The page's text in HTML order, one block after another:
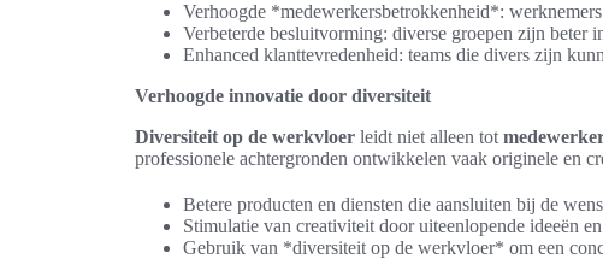
Verhoogde *medewerkersbetrokkenheid*:
Verbeterde besluitvorming: diverse groepen zijn beter
Enhanced klanttevredenheid: teams die divers zijn
Verhoogde innovatie door diversiteit
Diversiteit op de werkvloer leidt niet alleen tot
professionele achtergronden ontwikkelen vaak originele en
Betere producten en diensten die aansluiten bij de
Stimulatie van creativiteit door uiteenlopende ideeën
Gebruik van *diversiteit op de werkvloer* om een